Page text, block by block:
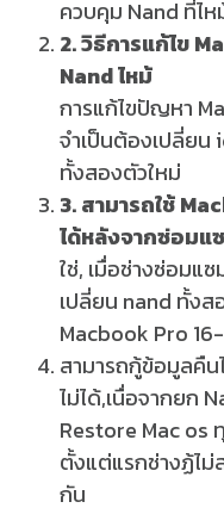
ควบคุม Nand ที่ไห
2. วิธีการแก้ไข
Nand ไหม้
การแก้ไขปัญหา
จำเป็นต้องเปลี่ยน
ทั้งสองตัวใหม่
3. สามารถใช้
ได้หลังจากซ่อมแ
ใช่, เมื่อช่างซ่อมแ
เปลี่ยน nand ทั้งส
Macbook Pro
สามารถกู้ข้อมูลคืน
ไม่ได้,เนื่อจากยก
Restore Mac os
ตั้งแต่แรกช่างฏ้ไม่
กัน